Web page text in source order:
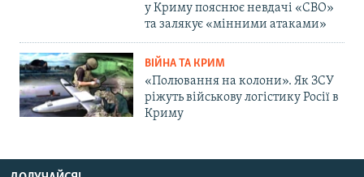
у Криму пояснює невдачі «СВО»
та залякує «мінними атаками»
ВІЙНА ТА КРИМ
«Полювання на колони». Як ЗСУ
ріжуть військову логістику Росії в
Криму